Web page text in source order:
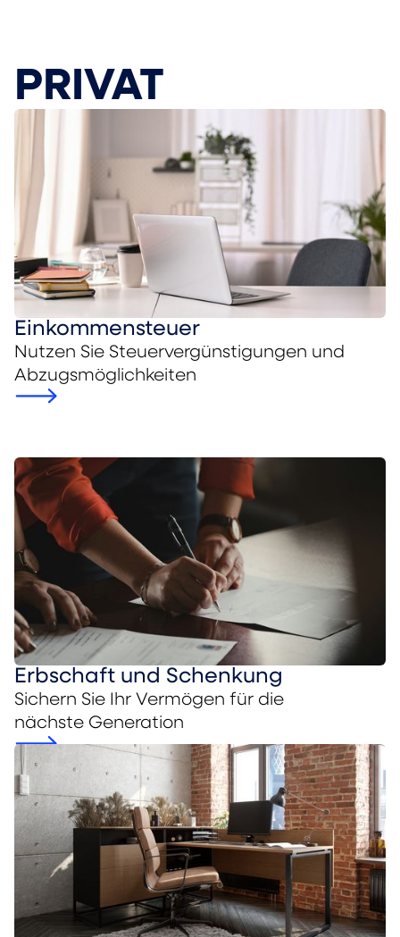
PRIVAT
Einkommensteuer
Nutzen Sie Steuervergünstigungen und
Abzugsmöglichkeiten
Erbschaft und Schenkung
Sichern Sie Ihr Vermögen für die
nächste Generation